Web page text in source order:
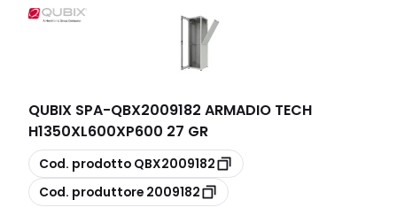
QUBIX SPA-QBX2009182 ARMADIO TECH
H1350XL600XP600 27 GR
copia
Cod. prodotto QBX2009182
copia
Cod. produttore 2009182